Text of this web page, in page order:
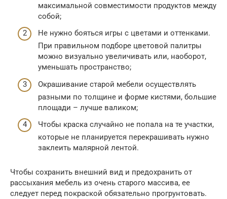
максимальной совместимости продуктов между
собой;
Не нужно бояться игры с цветами и оттенками.
При правильном подборе цветовой палитры
можно визуально увеличивать или, наоборот,
уменьшать пространство;
Окрашивание старой мебели осуществлять
разными по толщине и форме кистями, большие
площади – лучше валиком;
Чтобы краска случайно не попала на те участки,
которые не планируется перекрашивать нужно
заклеить малярной лентой.
Чтобы сохранить внешний вид и предохранить от
рассыхания мебель из очень старого массива, ее
следует перед покраской обязательно прогрунтовать.